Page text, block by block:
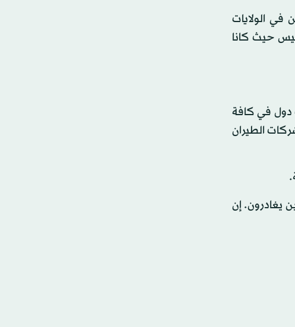
في الولايات
حيث كانا
دول في كافة
الطيران
يغادرون. إن